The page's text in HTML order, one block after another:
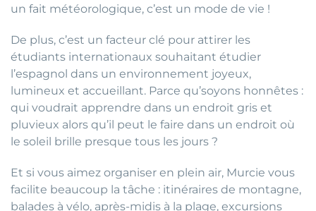
un fait météorologique, c’est un mode de vie !
De plus, c’est un facteur clé pour attirer les
étudiants internationaux souhaitant étudier
l’espagnol dans un environnement joyeux,
lumineux et accueillant. Parce qu’soyons honnêtes :
qui voudrait apprendre dans un endroit gris et
pluvieux alors qu’il peut le faire dans un endroit où
le soleil brille presque tous les jours ?
Et si vous aimez organiser en plein air, Murcie vous
facilite beaucoup la tâche : itinéraires de montagne,
balades à vélo, après-midis à la plage, excursions